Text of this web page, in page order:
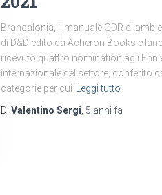
Brancalonia, il manuale GDR di
di D&D edito da Acheron Books e
ricevuto quattro nomination agli
internazionale del settore, conferito
categorie per cui
Leggi tutto
Di Valentino Sergi 5 anni fa